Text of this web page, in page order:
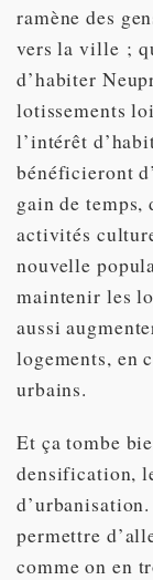
ramène des
vers la ville ;
d’habiter
lotissements
l’intérêt
bénéficieront
gain de temps,
activités
nouvelle
maintenir les
aussi
logements, en
urbains.
Et ça tombe
densification,
permettre
comme on en